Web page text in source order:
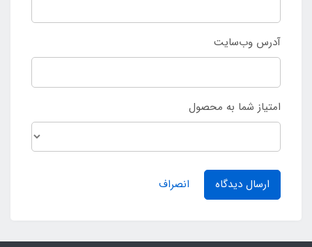
آدرس وب‌سایت
امتیاز شما به محصول
ارسال دیدگاه انصراف